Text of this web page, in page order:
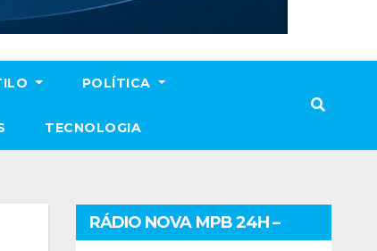
POLÍTICA
TECNOLOGIA
RÁDIO NOVA MPB 24H –